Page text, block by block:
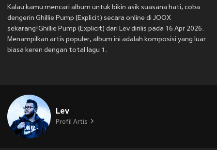
Kalau kamu mencari album untuk bikin asik suasana hati, coba
dengerin Ghillie Pump (Explicit) secara online di JOOX
sekarang!Ghillie Pump (Explicit) dari Lev dirilis pada 16 Apr 2026.
Menampilkan artis populer, album ini adalah komposisi yang luar
biasa keren dengan total lagu 1.
Lev
Profil Artis